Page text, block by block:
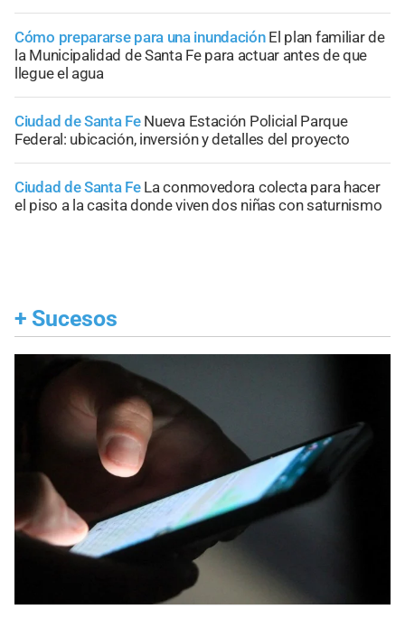
Cómo prepararse para una inundación El plan familiar de
la Municipalidad de Santa Fe para actuar antes de que
llegue el agua
Ciudad de Santa Fe Nueva Estación Policial Parque
Federal: ubicación, inversión y detalles del proyecto
Ciudad de Santa Fe La conmovedora colecta para hacer
el piso a la casita donde viven dos niñas con saturnismo
+ Sucesos